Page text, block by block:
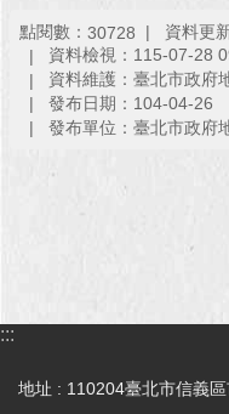
網
站
導
覽
新
點閱數： 30728
資料更
資料檢視：115-07-28
資料維護：臺北市政府
發布日期：104-04-26
發布單位：臺北市政府
:::
地址 : 110204臺北市信義